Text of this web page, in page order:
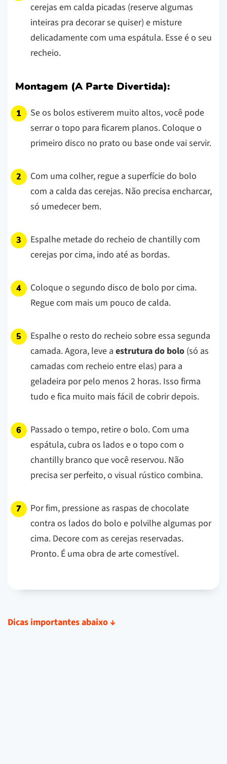
cerejas em calda picadas (reserve algumas
inteiras pra decorar se quiser) e misture
delicadamente com uma espátula. Esse é o seu
recheio.
Montagem (A Parte Divertida):
Se os bolos estiverem muito altos, você pode
serrar o topo para ficarem planos. Coloque o
primeiro disco no prato ou base onde vai servir.
Com uma colher, regue a superfície do bolo
com a calda das cerejas. Não precisa encharcar,
só umedecer bem.
Espalhe metade do recheio de chantilly com
cerejas por cima, indo até as bordas.
Coloque o segundo disco de bolo por cima.
Regue com mais um pouco de calda.
Espalhe o resto do recheio sobre essa segunda
camada. Agora, leve a estrutura do bolo (só as
camadas com recheio entre elas) para a
geladeira por pelo menos 2 horas. Isso firma
tudo e fica muito mais fácil de cobrir depois.
Passado o tempo, retire o bolo. Com uma
espátula, cubra os lados e o topo com o
chantilly branco que você reservou. Não
precisa ser perfeito, o visual rústico combina.
Por fim, pressione as raspas de chocolate
contra os lados do bolo e polvilhe algumas por
cima. Decore com as cerejas reservadas.
Pronto. É uma obra de arte comestível.
Dicas importantes abaixo ↓